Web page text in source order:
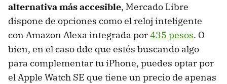
alternativa más accesible, Mercado Libre
dispone de opciones como el reloj inteligente
con Amazon Alexa integrada por435 pesos. O
bien, en el caso dde que estés buscando algo
para complementar tu iPhone, puedes optar por
el Apple Watch SE que tiene un precio de apenas